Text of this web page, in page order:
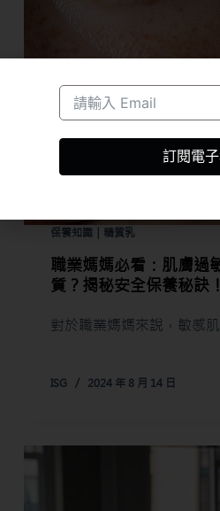
保養知識｜精質乳
職業媽媽必看：肌膚過
質？揭秘安全保養秘訣！
對於職業媽媽來說，敏感
ISG 2024 年 8 月 14 日
訂閱電